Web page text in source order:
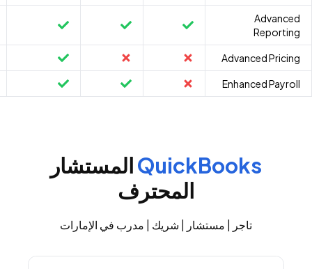
Advanced
Reporting
Advanced Pricing
Enhanced Payroll
QuickBooksالمستشار
المحترف
تاجر | مستشار | شريك | مدرب في الإمارات